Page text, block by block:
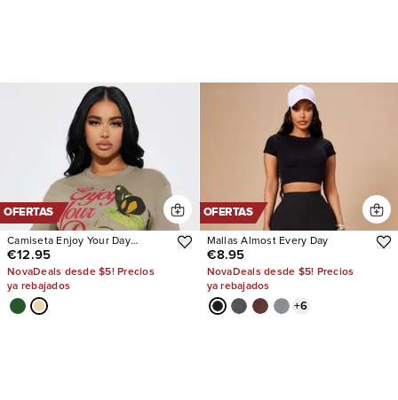
OFERTAS
Camiseta Enjoy Your Day
Graphic
€12.95
NovaDeals desde $5! Precios
ya rebajados
OFERTAS
Mallas Almost Every Day
€8.95
NovaDeals desde $5! Precios
ya rebajados
+6